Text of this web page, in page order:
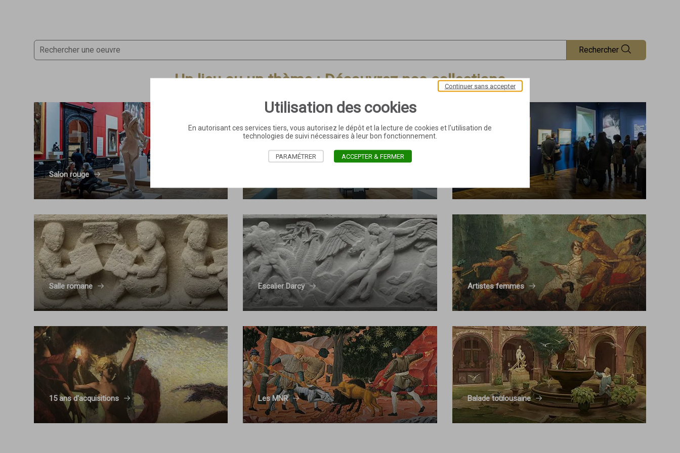
Rechercher
Un lieu ou un thème : Découvrez nos collections
Salon rouge
Salle romane Escalier Darcy Artistes femmes
15 ans d'acquisitions Les MNR Balade toulousaine
Utilisation des cookies
En autorisant ces services tiers, vous autorisez le dépôt et la lecture de cookies et l'utilisation de
technologies de suivi nécessaires à leur bon fonctionnement.
Continuer sans accepter
PARAMÉTRER ACCEPTER & FERMER